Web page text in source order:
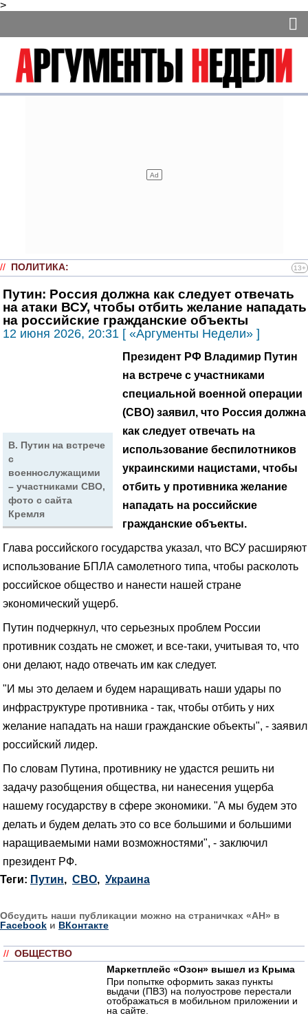
>
// ПОЛИТИКА: 13+
Путин: Россия должна как следует отвечать
на атаки ВСУ, чтобы отбить желание нападать
на российские гражданские объекты
12 июня 2026, 20:31 [ «Аргументы Недели» ]
В. Путин на встрече
с
военнослужащими
– участниками СВО,
фото с сайта
Кремля
Президент РФ Владимир Путин
на встрече с участниками
специальной военной операции
(СВО) заявил, что Россия должна
как следует отвечать на
использование беспилотников
украинскими нацистами, чтобы
отбить у противника желание
нападать на российские
гражданские объекты.
Глава российского государства указал, что ВСУ расширяют
использование БПЛА самолетного типа, чтобы расколоть
российское общество и нанести нашей стране
экономический ущерб.
Путин подчеркнул, что серьезных проблем России
противник создать не сможет, и все-таки, учитывая то, что
они делают, надо отвечать им как следует.
"И мы это делаем и будем наращивать наши удары по
инфраструктуре противника - так, чтобы отбить у них
желание нападать на наши гражданские объекты", - заявил
российский лидер.
По словам Путина, противнику не удастся решить ни
задачу разобщения общества, ни нанесения ущерба
нашему государству в сфере экономики. "А мы будем это
делать и будем делать это со все большими и большими
наращиваемыми нами возможностями", - заключил
президент РФ.
Теги: Путин, СВО, Украина
Обсудить наши публикации можно на страничках «АН» в
Facebook и ВКонтакте
// ОБЩЕСТВО
Маркетплейс «Озон» вышел из Крыма
При попытке оформить заказ пункты
выдачи (ПВЗ) на полуострове перестали
отображаться в мобильном приложении и
на сайте.